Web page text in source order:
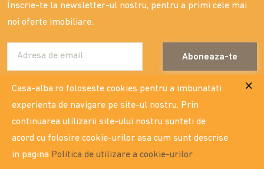
Înscrie-te la newsletter-ul nostru, pentru a primi cele mai
noi oferte imobiliare.
Aboneaza-te
contact
Casa-alba.ro foloseste cookies pentru a imbunatati
experienta de navigare pe site-ul nostru. Prin
continuarea utilizarii site-ului nostru sunteti de
acord cu folosire cookie-urilor asa cum sunt descrise
in pagina Politica de utilizare a cookie-urilor